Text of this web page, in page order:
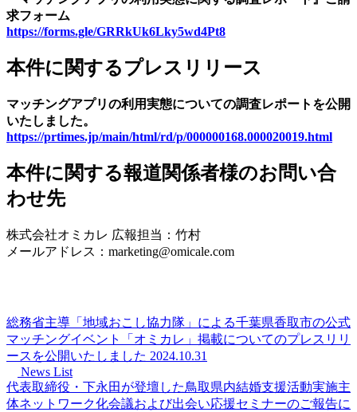
求フォーム
https://forms.gle/GRRkUk6Lky5wd4Pt8
本件に関するプレスリリース
マッチングアプリの利用実態についての調査レポートを公開
いたしました。
https://prtimes.jp/main/html/rd/p/000000168.000020019.html
本件に関する報道関係者様のお問い合
わせ先
株式会社オミカレ 広報担当：竹村
メールアドレス：marketing@omicale.com
総務省主導「地域おこし協力隊」による千葉県香取市の公式
マッチングイベント「オミカレ」掲載についてのプレスリリ
ースを公開いたしました 2024.10.31
News List
代表取締役・下永田が登壇した鳥取県内結婚支援活動実施主
体ネットワーク化会議および出会い応援セミナーのご報告に